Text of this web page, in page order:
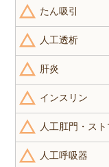
たん吸引
人工透析
肝炎
インスリン
人工肛門・スト
人工呼吸器